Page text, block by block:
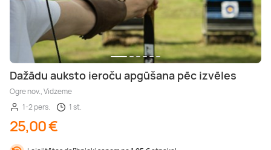
Dažādu auksto ieroču apgūšana pēc izvēles
Ogre nov., Vidzeme
1-2 pers.
1 st.
25,00 €